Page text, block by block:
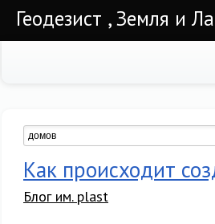
Геодезист , Земля и
Как происходит
Блог им. plast